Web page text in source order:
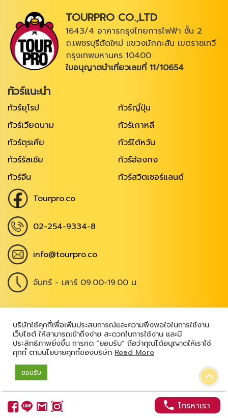
บริษัทใช้คุกกี้เพื่อเพิ่มประสบการณ์และความพึงพอใจในการใช้งาน
เว็บไซต์ ให้สามารถเข้าถึงง่าย สะดวกในการใช้งาน และมี
ประสิทธิภาพยิ่งขึ้น การกด “ยอมรับ” ถือว่าคุณได้อนุญาตให้เราใช้
คุกกี้ ตามนโยบายคุกกี้ของบริษัท Read More
ยอมรับ
TOURPRO CO.,LTD
1643/4 อาคารกรุงไทยการไฟฟ้า ชั้น 2
ถ.เพชรบุรีตัดใหม่ แขวงมักกะสัน เขตราชเทวี
กรุงเทพมหานคร 10400
ใบอนุญาตนำเที่ยวเลขที่ 11/10654
ทัวร์แนะนำ
ทัวร์ยุโรป
ทัวร์ญี่ปุ่น
ทัวร์เวียดนาม
ทัวร์เกาหลี
ทัวร์ตุรเคีย
ทัวร์ไต้หวัน
ทัวร์รัสเซีย
ทัวร์ฮ่องกง
ทัวร์จีน
ทัวร์สวิตเซอร์แลนด์
Tourpro.co
02-254-9334-8
info@tourpro.co
จันทร์ - เสาร์ 09.00-19.00 น.
Copyright @ 2026 , All Rights Reserved|
เข้าสู่ระบบ
โทรหาเรา